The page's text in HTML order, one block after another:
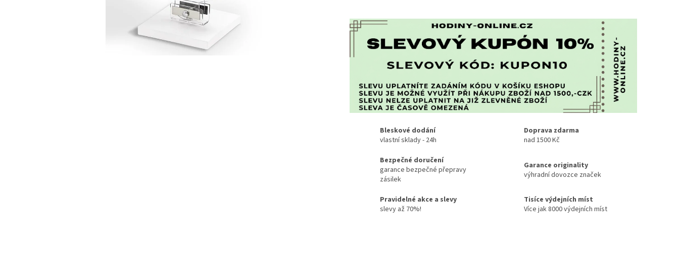
Bleskové dodání
vlastní sklady - 24h
Doprava zdarma
nad 1500 Kč
Bezpečné doručení
garance bezpečné přepravy
zásilek
Garance originality
výhradní dovozce značek
Pravidelné akce a slevy
slevy až 70%!
Tisíce výdejních míst
Více jak 8000 výdejních míst